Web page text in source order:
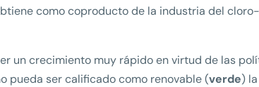
como coproducto de la industria del
un crecimiento muy rápido en virtud de las
pueda ser calificado como renovable (verde)